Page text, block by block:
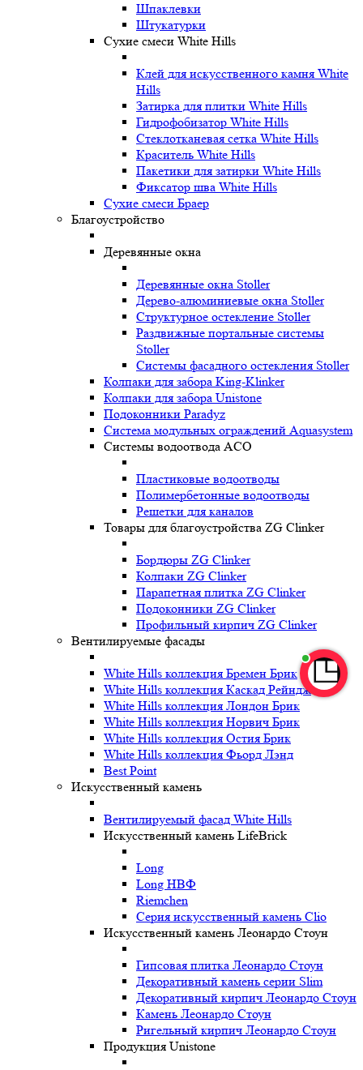
Шпаклевки
Штукатурки
Сухие смеси White Hills
Клей для искусственного камня White
Hills
Затирка для плитки White Hills
Гидрофобизатор White Hills
Стеклотканевая сетка White Hills
Краситель White Hills
Пакетики для затирки White Hills
Фиксатор шва White Hills
Сухие смеси Браер
Благоустройство
Деревянные окна
Деревянные окна Stoller
Дерево-алюминиевые окна Stoller
Структурное остекление Stoller
Раздвижные портальные системы
Stoller
Системы фасадного остекления Stoller
Колпаки для забора King-Klinker
Колпаки для забора Unistone
Подоконники Paradyz
Система модульных ограждений Aquasystem
Системы водоотвода ACO
Пластиковые водоотводы
Полимербетонные водоотводы
Решетки для каналов
Товары для благоустройства ZG Clinker
Бордюры ZG Clinker
Колпаки ZG Clinker
Парапетная плитка ZG Clinker
Подоконники ZG Clinker
Профильный кирпич ZG Clinker
Вентилируемые фасады
White Hills коллекция Бремен Брик
White Hills коллекция Каскад Рейндж
White Hills коллекция Лондон Брик
White Hills коллекция Норвич Брик
White Hills коллекция Остия Брик
White Hills коллекция Фьорд Лэнд
Best Point
Искусственный камень
Вентилируемый фасад White Hills
Искусственный камень LifeBrick
Long
Long НВФ
Riemchen
Серия искусственный камень Clio
Искусственный камень Леонардо Стоун
Гипсовая плитка Леонардо Стоун
Декоративный камень серии Slim
Декоративный кирпич Леонардо Стоун
Камень Леонардо Стоун
Ригельный кирпич Леонардо Стоун
Продукция Unistone